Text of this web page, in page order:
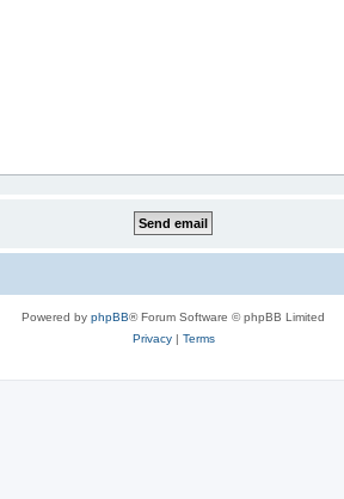
Powered by phpBB® Forum Software © phpBB Limited
Privacy| Terms